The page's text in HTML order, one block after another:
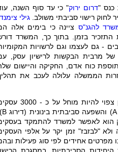
כנס "דרום ירוק" כי עד סוף השנה,
לחוק רישוי סביבתי משולב. גילי
להגנ"ס ציינה כי בימים אלה
בזמן. בתוך כך, המשרד
- גם לעצמו וגם לרשויות
של מרבית הבקשות לרישיון עסק,
כוח אדם, החקיקה והיישום
הממשלה עלולה לעכב את
עוד הוסיפה צימנד כי החוק המתוכנן צפוי להיות מוחל על כ -
A) והשפעה סביבתית בינונית (דירוג B
הוא לאפשר למשרד להתמקד
"לבזבז" זמן יקר על אלפי
מפרטים אחידים לפי סוג פעילות